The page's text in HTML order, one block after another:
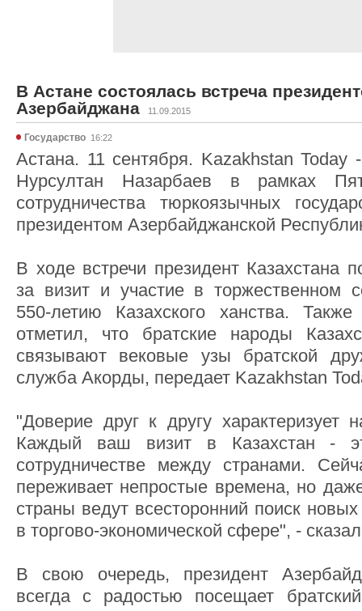
В Астане состоялась встреча
Азербайджана
11.09.2015
Государство 16:22
Астана. 11 сентября. Kazakhstan Today
Нурсултан Назарбаев в рамках
сотрудничества тюркоязычных
президентом Азербайджанской
В ходе встречи президент Казахстана
за визит и участие в торжественном
550-летию Казахского ханства.
отметил, что братские народы
связывают вековые узы братской
служба Акорды, передает Kazakhstan
"Доверие друг к другу характеризует
Каждый ваш визит в Казахстан -
сотрудничестве между странами.
переживает непростые времена, но
страны ведут всесторонний поиск
в торгово-экономической сфере", -
В свою очередь, президент
всегда с радостью посещает